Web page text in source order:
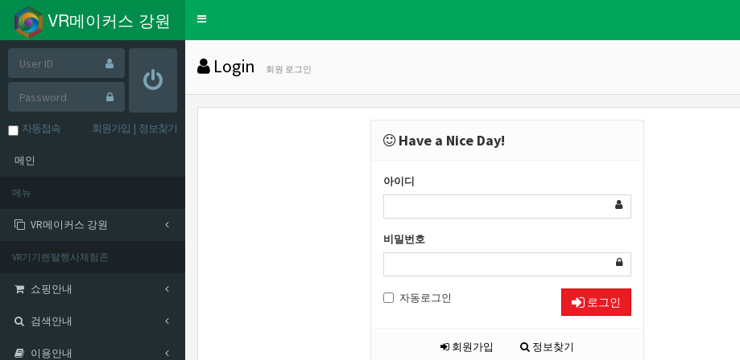
VR메이커스 강원
Toggle
자동접속 회원가입 | 정보찾기
메인
메뉴
VR메이커스 강원
VR기기렌탈행사체험존
쇼핑안내
검색안내
이용안내
Login 회원 로그인
Have a Nice Day!
아이디
비밀번호
자동로그인 로그인
회원가입 정보찾기